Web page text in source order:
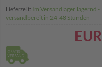
Lieferzeit: Im Versandlager lagernd -
versandbereit in 24-48 Stunden
EUR